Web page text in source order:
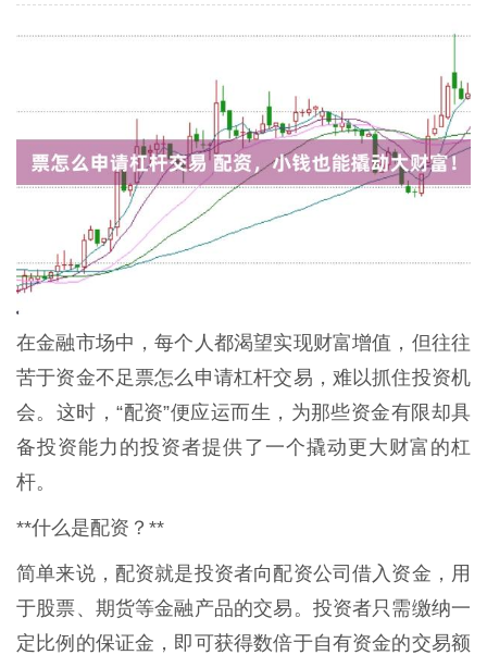
在金融市场中，每个人都渴望实现财富增值，但往往
苦于资金不足票怎么申请杠杆交易，难以抓住投资机
会。这时，“配资”便应运而生，为那些资金有限却具
备投资能力的投资者提供了一个撬动更大财富的杠
杆。
**什么是配资？**
简单来说，配资就是投资者向配资公司借入资金，用
于股票、期货等金融产品的交易。投资者只需缴纳一
定比例的保证金，即可获得数倍于自有资金的交易额